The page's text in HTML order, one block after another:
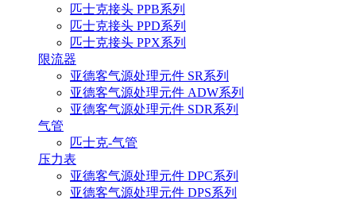
匹士克接头 PPB系列
匹士克接头 PPD系列
匹士克接头 PPX系列
限流器
亚德客气源处理元件 SR系列
亚德客气源处理元件 ADW系列
亚德客气源处理元件 SDR系列
气管
匹士克-气管
压力表
亚德客气源处理元件 DPC系列
亚德客气源处理元件 DPS系列